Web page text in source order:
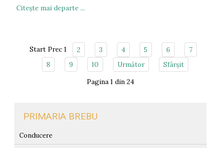
Citeşte mai departe ...
Start Prec 1 2 3 4 5 6
7
8
9 10 Următor
Sfârșit
Pagina 1 din 24
PRIMARIA BREBU
Conducere